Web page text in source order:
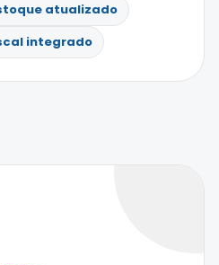
atualizado
integrado